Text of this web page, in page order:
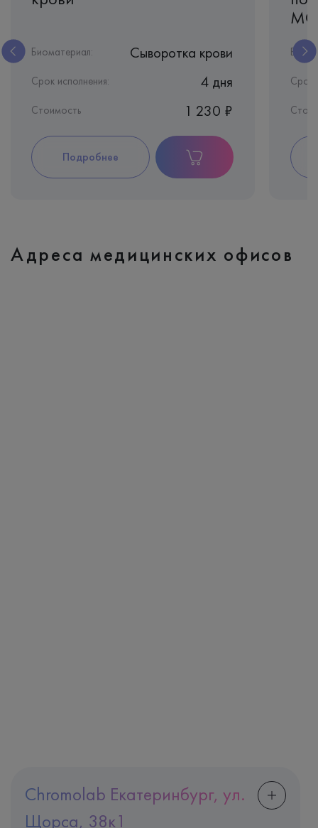
Биоматериал: Сыворотка крови
Срок исполнения: 4 дня
Стоимость 1 230 ₽
Подробнее
МС
Срок
Chromolab Екатеринбург, ул.
Щорса, 38к1
Адреса медицинских офисов